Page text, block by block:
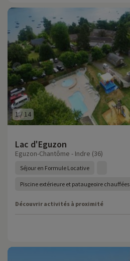
1/ 14
Lac d'Eguzon
Eguzon-Chantôme - Indre (36)
Séjour en Formule Locative
Piscine extérieure et pataugeoire chauffées
Découvrir activités à proximité